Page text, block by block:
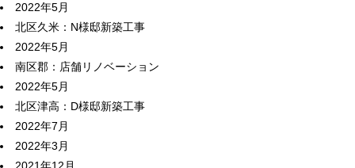
2022年5月
北区久米：N様邸新築工事
2022年5月
南区郡：店舗リノベーション
2022年5月
北区津高：D様邸新築工事
2022年7月
2022年3月